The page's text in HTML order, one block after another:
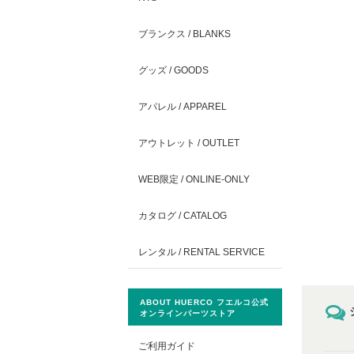
ブランクス / BLANKS
グッズ / GOODS
アパレル / APPAREL
アウトレット / OUTLET
WEB限定 / ONLINE-ONLY
カタログ / CATALOG
レンタル / RENTAL SERVICE
ABOUT HUERCO フエルコ公式
オンラインパーツストア
ご利用ガイド